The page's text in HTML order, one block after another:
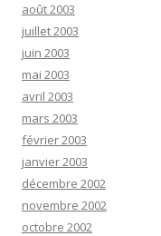
août 2003
juillet 2003
juin 2003
mai 2003
avril 2003
mars 2003
février 2003
janvier 2003
décembre 2002
novembre 2002
octobre 2002